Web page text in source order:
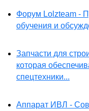
Форум Lolzteam -
обучения и
Запчасти для
которая
спецтехники...
Аппарат ИВЛ -